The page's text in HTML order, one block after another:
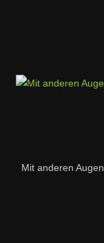
Mit anderen Augen